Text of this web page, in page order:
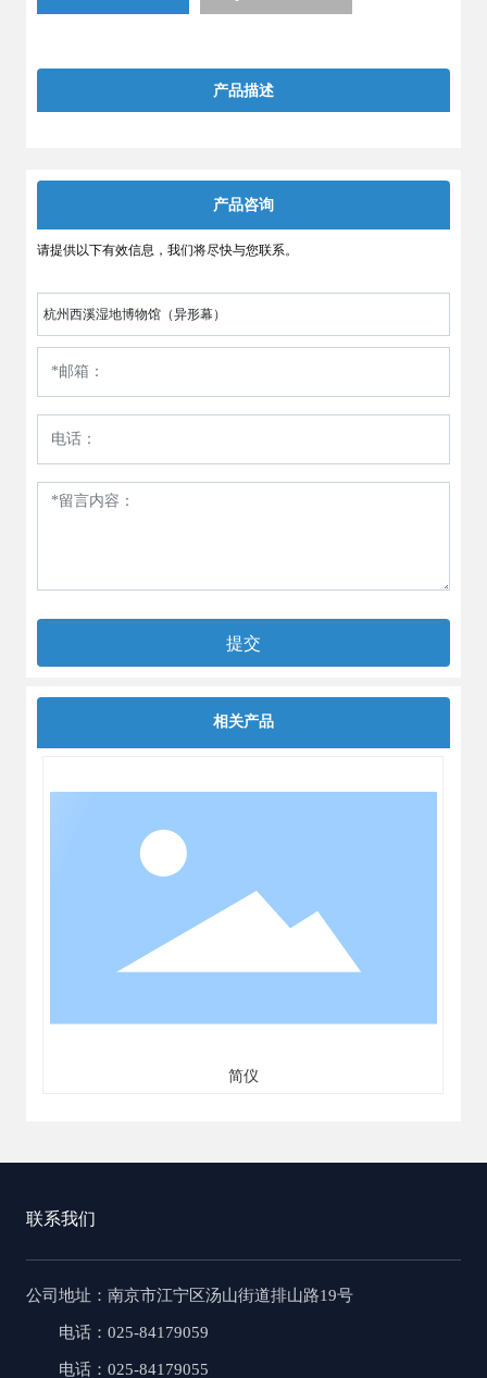
产品描述
产品咨询
请提供以下有效信息，我们将尽快与您联系。
杭州西溪湿地博物馆（异形幕）
提交
相关产品
简仪
联系我们
公司地址 ：南京市江宁区汤山街道排山路19号
电话：025-84179059
电话：025-84179055